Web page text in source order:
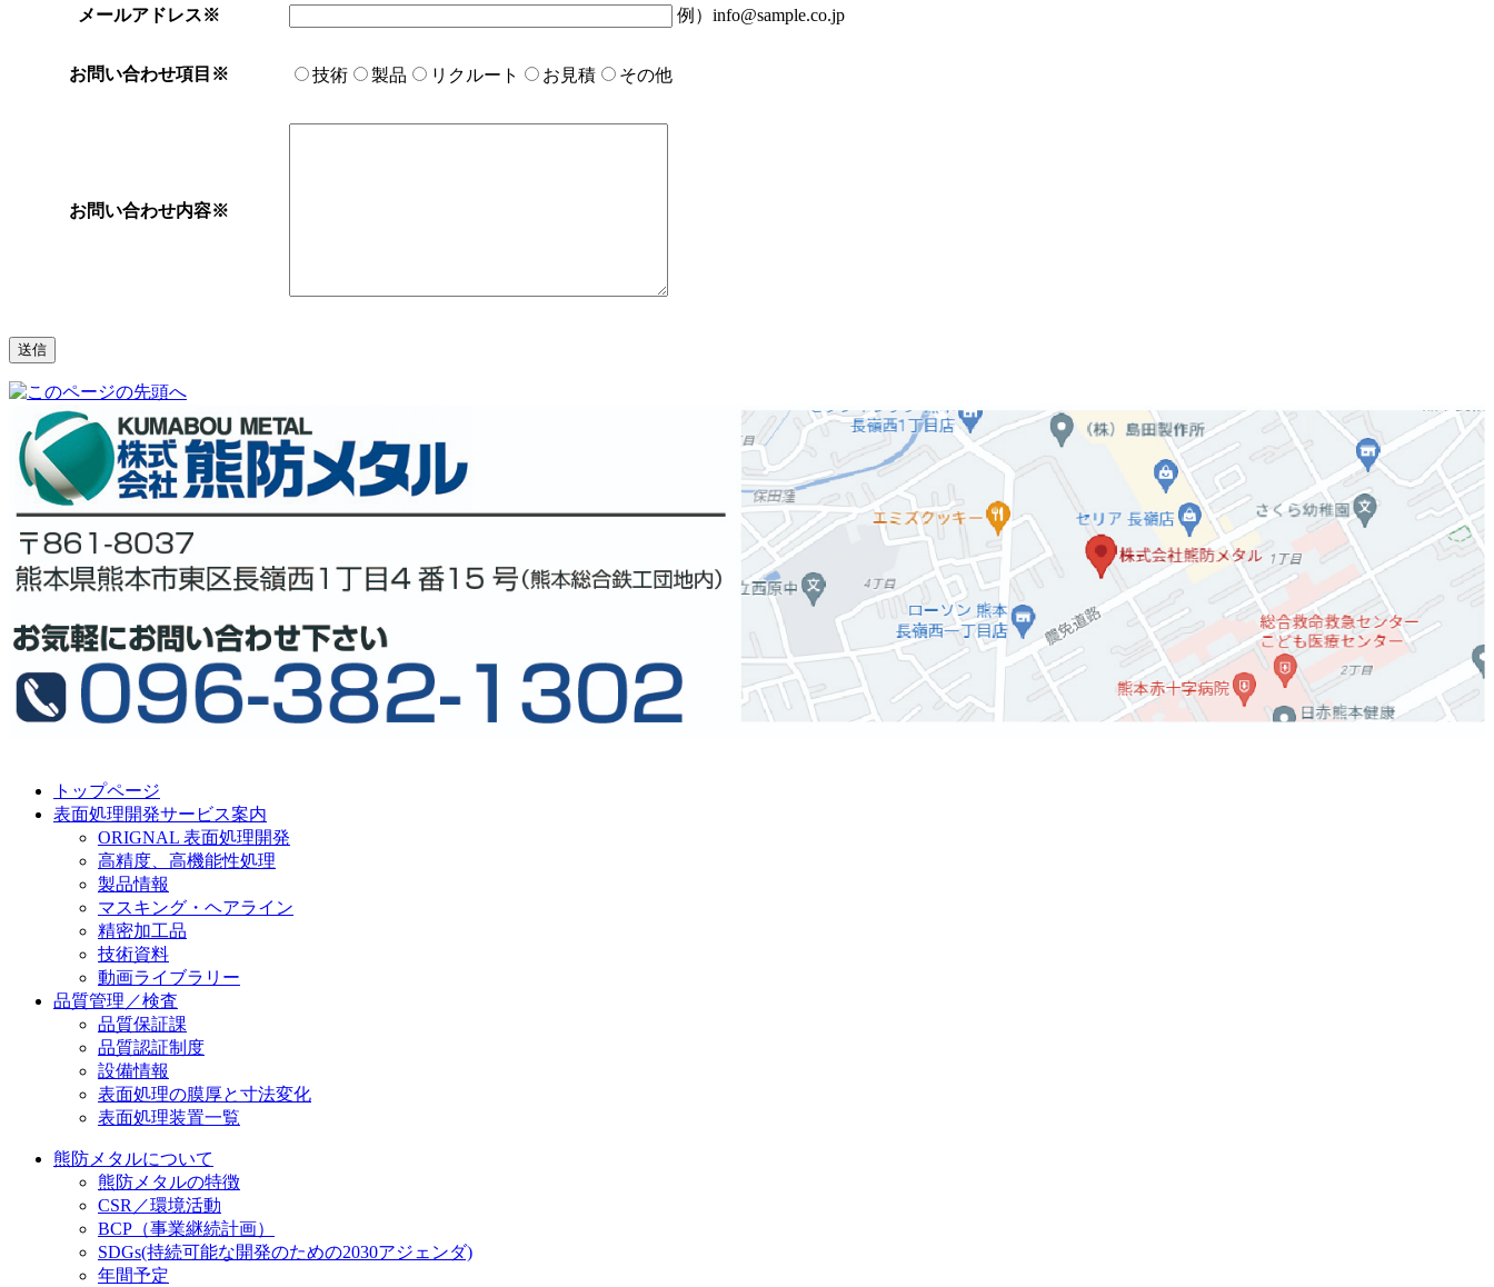
メールアドレス※ 例）info@sample.co.jp
お問い合わせ項目 ※ 技術 製品 リクルート お見積 その他
お問い合わせ内容※
トップページ
表面処理開発サービス案内
ORIGNAL 表面処理開発
高精度、高機能性処理
製品情報
マスキング・ヘアライン
精密加工品
技術資料
動画ライブラリー
品質管理／検査
品質保証課
品質認証制度
設備情報
表面処理の膜厚と寸法変化
表面処理装置一覧
熊防メタルについて
熊防メタルの特徴
CSR／環境活動
BCP（事業継続計画）
SDGs(持続可能な開発のための2030アジェンダ)
年間予定